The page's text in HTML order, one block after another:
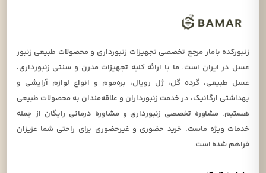
زنبورکده بامار مرجع تخصصی تجهیزات زنبورداری و محصولات طبیعی زنبور
عسل در ایران است. ما با ارائه کلیه تجهیزات مدرن و سنتی زنبورداری،
عسل طبیعی، گرده گل، ژل رویال، بره‌موم و انواع لوازم آرایشی و
بهداشتی ارگانیک، در خدمت زنبورداران و علاقه‌مندان به محصولات طبیعی
هستیم. مشاوره تخصصی زنبورداری و مشاوره درمانی رایگان از جمله
خدمات ویژه ماست. خرید حضوری و غیرحضوری برای راحتی شما عزیزان
فراهم شده است.